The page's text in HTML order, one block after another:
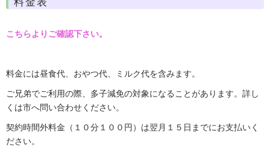
こちらよりご確認下さい。
料金には昼食代、おやつ代、ミルク代を含みます。
ご兄弟でご利用の際、多子減免の対象になることがあります。 詳し
くは市へ問い合わせください。
契約時間外料金（１０分１００円）は翌月１５日までにお支払いく
ださい。